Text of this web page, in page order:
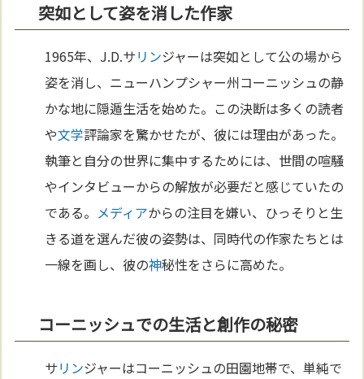
突如として姿を消した作家
1965年、J.D.サリンジャーは突如として公の場から
姿を消し、ニューハンプシャー州コーニッシュの静
かな地に隠遁生活を始めた。この決断は多くの読者
や文学評論家を驚かせたが、彼には理由があった。
執筆と自分の世界に集中するためには、世間の喧騒
やインタビューからの解放が必要だと感じていたの
である。 メディアからの注目を嫌い、ひっそりと生
きる道を選んだ彼の姿勢は、同時代の作家たちとは
一線を画し、彼の神秘性をさらに高めた。
コーニッシュでの生活と創作の秘密
サリンジャーはコーニッシュの田園地帯で、単純で